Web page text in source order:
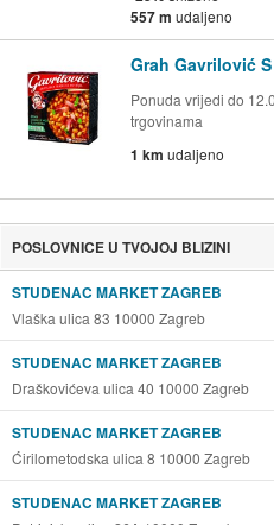
557 m udaljeno
Grah Gavrilović
Ponuda vrijedi do
trgovinama
1 km udaljeno
POSLOVNICE U TVOJOJ BLIZINI
STUDENAC MARKET ZAGREB
Vlaška ulica 83 10000 Zagreb
STUDENAC MARKET ZAGREB
Draškovićeva ulica 40 10000 Zagreb
STUDENAC MARKET ZAGREB
Ćirilometodska ulica 8 10000 Zagreb
STUDENAC MARKET ZAGREB